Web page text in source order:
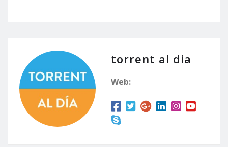
torrent al dia
Web: